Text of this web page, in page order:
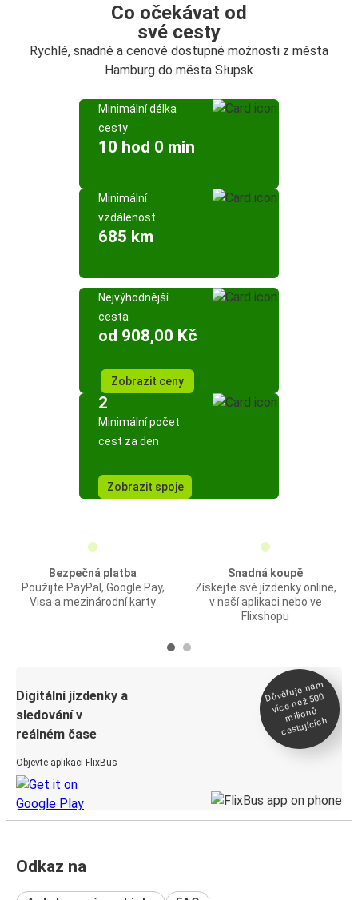
Co očekávat od
své cesty
Rychlé, snadné a cenově dostupné možnosti z města
Hamburg do města Słupsk
Minimální délka
cesty
10 hod 0 min
Minimální
vzdálenost
685 km
Nejvýhodnější
cesta
od 908,00 Kč
Zobrazit ceny
2
Minimální počet
cest za den
Zobrazit spoje
Bezpečná platba
Použijte PayPal, Google Pay,
Visa a mezinárodní karty
Snadná koupě
Získejte své jízdenky online,
v naší aplikaci nebo ve
Flixshopu
Digitální jízdenky a
sledování v
reálném čase
Objevte aplikaci FlixBus
Důvěřuje ná
m
více než 500
milionů
cestujících
Odkaz na